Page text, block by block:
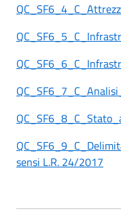
sensi L.R. 24/2017